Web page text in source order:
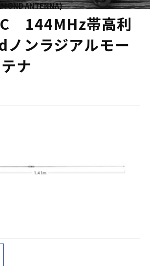
ANTENNA)
144MHz帯高利
ノンラジアルモー
ナ